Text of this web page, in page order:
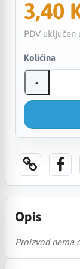
3,40
PDV uključen
Količina
-
Opis
Proizvod nema